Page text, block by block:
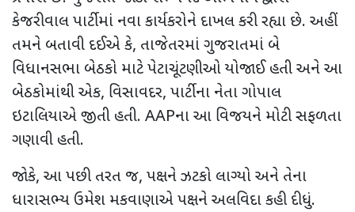
કેજરીવાલ પાર્ટીમાં નવા કાર્યકરોને દાખલ કરી રહ્યા છે. અહીં
તમને બતાવી દઈએ કે, તાજેતરમાં ગુજરાતમાં બે
વિધાનસભા બેઠકો માટે પેટાચૂંટણીઓ યોજાઈ હતી અને આ
બેઠકોમાંથી એક, વિસાવદર, પાર્ટીના નેતા ગોપાલ
ઇટાલિયાએ જીતી હતી. AAPના આ વિજયને મોટી સફળતા
ગણાવી હતી.
જોકે, આ પછી તરત જ, પક્ષને ઝટકો લાગ્યો અને તેના
ધારાસભ્ય ઉમેશ મકવાણાએ પક્ષને અલવિદા કહી દીધું.